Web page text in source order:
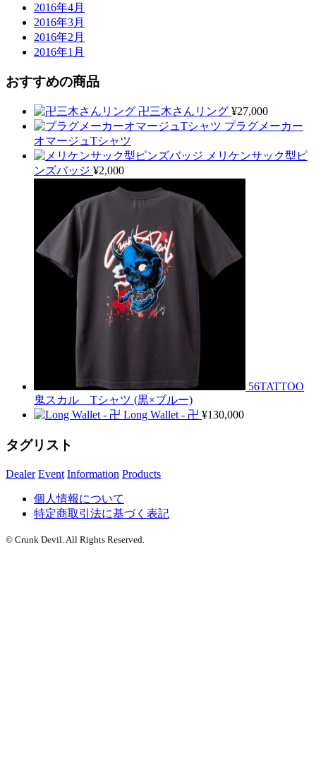
2016年4月
2016年3月
2016年2月
2016年1月
おすすめの商品
卍三木さんリング ¥27,000
プラグメーカー
オマージュTシャツ
メリケンサック型ピ
ンズバッジ ¥2,000
56TATTOO
鬼スカル Tシャツ (黒×ブルー)
Long Wallet - 卍 ¥130,000
タグリスト
Dealer Event Information Products
個人情報について
特定商取引法に基づく表記
© Crunk Devil. All Rights Reserved.